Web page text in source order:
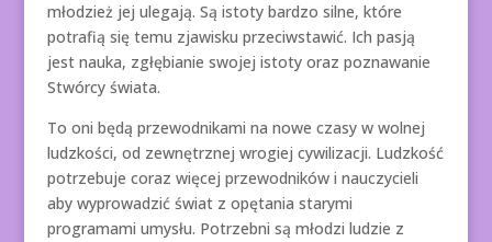
młodzież jej ulegają. Są istoty bardzo silne, które
potrafią się temu zjawisku przeciwstawić. Ich pasją
jest nauka, zgłębianie swojej istoty oraz poznawanie
Stwórcy świata.
To oni będą przewodnikami na nowe czasy w wolnej
ludzkości, od zewnętrznej wrogiej cywilizacji. Ludzkość
potrzebuje coraz więcej przewodników i nauczycieli
aby wyprowadzić świat z opętania starymi
programami umysłu. Potrzebni są młodzi ludzie z